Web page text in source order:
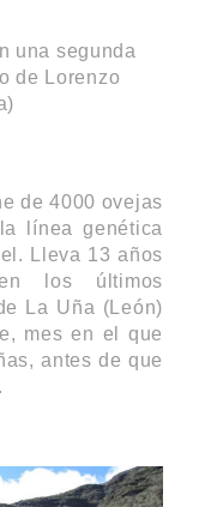
una segunda
de Lorenzo
de 4000 ovejas
línea genética
Lleva 13 años
en los últimos
La Uña (León)
mes en el que
antes de que